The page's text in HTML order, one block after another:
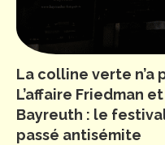
La colline verte n’a
L’affaire Friedman
Bayreuth : le
passé antisémite